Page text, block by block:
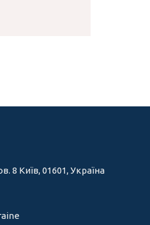
8 Київ, 01601, Україна